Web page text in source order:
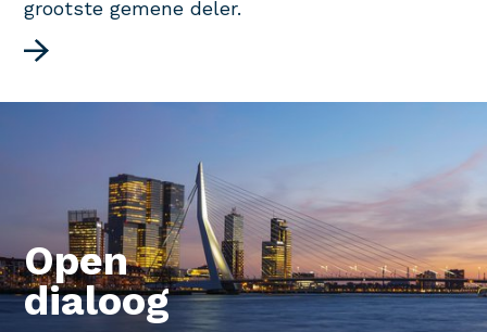
grootste gemene deler.
Open
dialoog